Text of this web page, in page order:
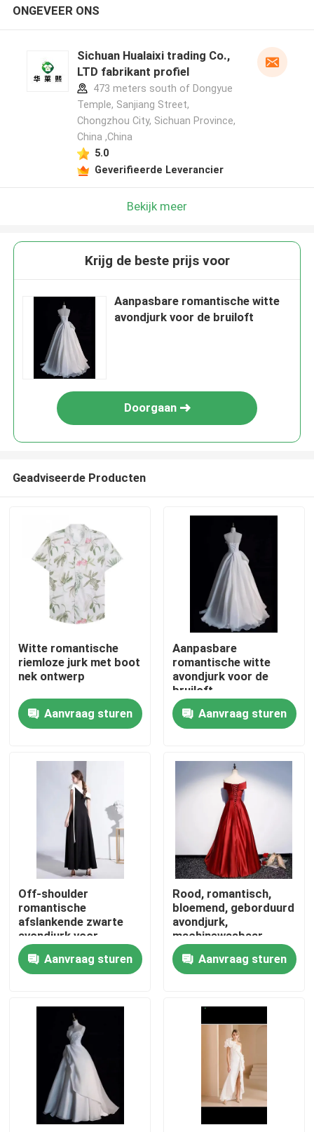
Huis
Producten
Ongeveer ons
Fabrieksreis
Kwaliteitscontrole
Verzoek om een Citaat
Gebruikte modekleding
Primaire kinderkleding
ONGEVEER ONS
Sichuan Hualaixi trading Co.,
LTD fabrikant profiel
473 meters south of Dongyue
Temple, Sanjiang Street,
Chongzhou City, Sichuan Province,
China ,China
5.0
Geverifieerde Leverancier
Bekijk meer
Krijg de beste prijs voor
Aanpasbare romantische witte
avondjurk voor de bruiloft
Doorgaan
Geadviseerde Producten
Witte romantische
riemloze jurk met boot
nek ontwerp
Aanvraag sturen
Aanpasbare
romantische witte
avondjurk voor de
bruiloft
Aanvraag sturen
Off-shoulder
romantische
afslankende zwarte
avondjurk voor
trouwfeest
Aanvraag sturen
Rood, romantisch,
bloemend, geborduurd
avondjurk,
machinewasbaar
Aanvraag sturen